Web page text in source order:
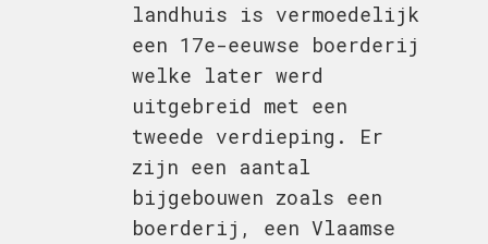
landhuis is vermoedelijk
een 17e-eeuwse boerderij
welke later werd
uitgebreid met een
tweede verdieping. Er
zijn een aantal
bijgebouwen zoals een
boerderij, een Vlaamse